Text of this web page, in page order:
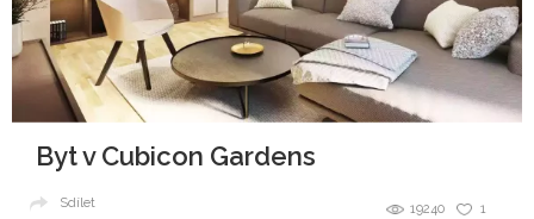
Byt v Cubicon Gardens
1
19240
Sdílet